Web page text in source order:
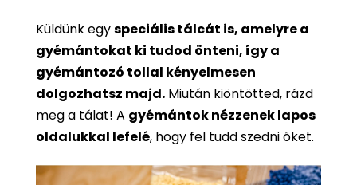
Küldünk egyspeciális tálcát is, amelyre a
gyémántokat ki tudod önteni, így a
gyémántozó tollal kényelmesen
dolgozhatsz majd. Miután kiöntötted, rázd
meg a tálat! A gyémántok nézzenek lapos
oldalukkal lefelé, hogy fel tudd szedni őket.